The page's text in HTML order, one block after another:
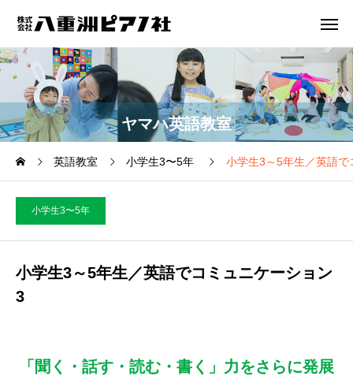
ヤマハ英語教室
英語教室 小学生3〜5年 小学生3～5年生／英語
小学生3〜5年
小学生3～5年生／英語でコミュニケーション
3
「聞く・話す・読む・書く」力をさらに発展